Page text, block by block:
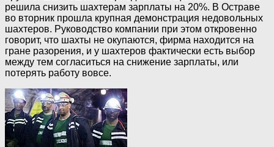
решила снизить шахтерам зарплаты на 20%. В Остраве
во вторник прошла крупная демонстрация недовольных
шахтеров. Руководство компании при этом откровенно
говорит, что шахты не окупаются, фирма находится на
гране разорения, и у шахтеров фактически есть выбор
между тем согласиться на снижение зарплаты, или
потерять работу вовсе.